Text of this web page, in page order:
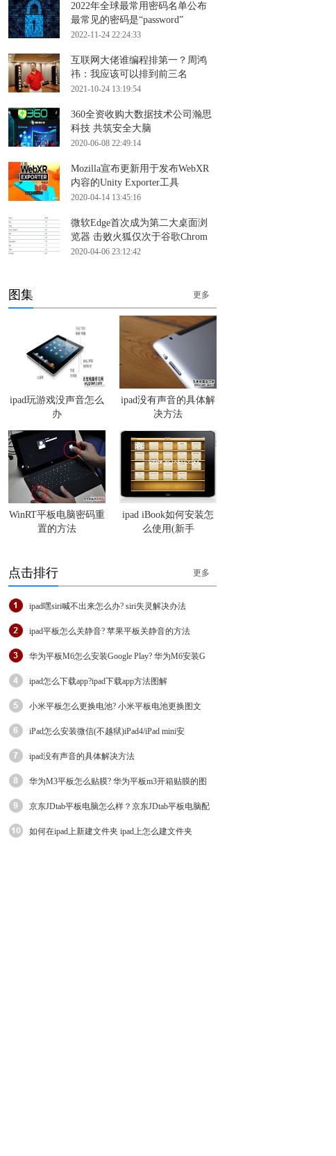
2022年全球最常用密码名单公布
最常见的密码是“password”
2022-11-24 22:24:33
互联网大佬谁编程排第一？周鸿
祎：我应该可以排到前三名
2021-10-24 13:19:54
360全资收购大数据技术公司瀚思
科技 共筑安全大脑
2020-06-08 22:49:14
Mozilla宣布更新用于发布WebXR
内容的Unity Exporter工具
2020-04-14 13:45:16
微软Edge首次成为第二大桌面浏
览器 击败火狐仅次于谷歌Chrom
2020-04-06 23:12:42
图集 更多
ipad玩游戏没声音怎么
办
ipad没有声音的具体解
决方法
WinRT平板电脑密码重
置的方法
ipad iBook如何安装怎
么使用(新手
点击排行 更多
ipad嘿siri喊不出来怎么办? siri失灵解决办法
ipad平板怎么关静音? 苹果平板关静音的方法
华为平板M6怎么安装Google Play? 华为M6安装G
ipad怎么下载app?ipad下载app方法图解
小米平板怎么更换电池? 小米平板电池更换图文
iPad怎么安装微信(不越狱)iPad4/iPad mini安
ipad没有声音的具体解决方法
华为M3平板怎么贴膜? 华为平板m3开箱贴膜的图
京东JDtab平板电脑怎么样？京东JDtab平板电脑配
如何在ipad上新建文件夹 ipad上怎么建文件夹